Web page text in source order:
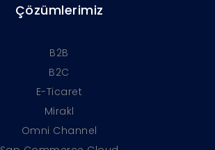
Çözümlerimiz
B2B
B2C
E-Ticaret
Mirakl
Omni Channel